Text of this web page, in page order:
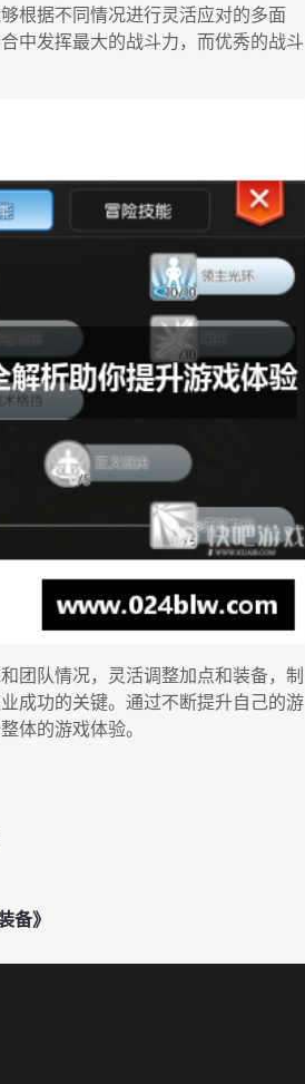
根据不同情况进行灵活应对的多面
中发挥最大的战斗力，而优秀的战斗
团队情况，灵活调整加点和装备，制
成功的关键。通过不断提升自己的游
体的游戏体验。
备》